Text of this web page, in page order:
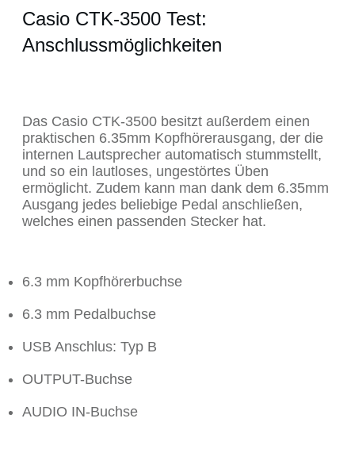
Casio CTK-3500 Test:
Anschlussmöglichkeiten
Das Casio CTK-3500 besitzt außerdem einen
praktischen 6.35mm Kopfhörerausgang, der die
internen Lautsprecher automatisch stummstellt,
und so ein lautloses, ungestörtes Üben
ermöglicht. Zudem kann man dank dem 6.35mm
Ausgang jedes beliebige Pedal anschließen,
welches einen passenden Stecker hat.
6.3 mm Kopfhörerbuchse
6.3 mm Pedalbuchse
USB Anschlus: Typ B
OUTPUT-Buchse
AUDIO IN-Buchse